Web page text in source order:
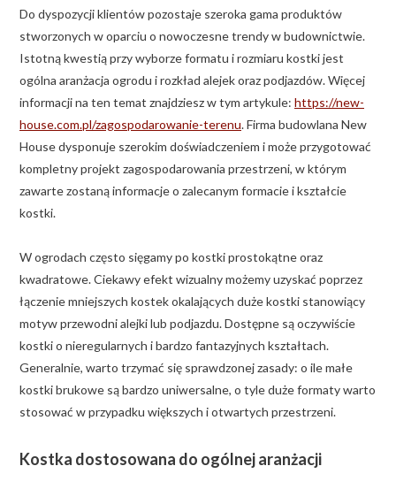
Do dyspozycji klientów pozostaje szeroka gama produktów
stworzonych w oparciu o nowoczesne trendy w budownictwie.
Istotną kwestią przy wyborze formatu i rozmiaru kostki jest
ogólna aranżacja ogrodu i rozkład alejek oraz podjazdów. Więcej
informacji na ten temat znajdziesz w tym artykule: https://new-
house.com.pl/zagospodarowanie-terenu. Firma budowlana New
House dysponuje szerokim doświadczeniem i może przygotować
kompletny projekt zagospodarowania przestrzeni, w którym
zawarte zostaną informacje o zalecanym formacie i kształcie
kostki.
W ogrodach często sięgamy po kostki prostokątne oraz
kwadratowe. Ciekawy efekt wizualny możemy uzyskać poprzez
łączenie mniejszych kostek okalających duże kostki stanowiący
motyw przewodni alejki lub podjazdu. Dostępne są oczywiście
kostki o nieregularnych i bardzo fantazyjnych kształtach.
Generalnie, warto trzymać się sprawdzonej zasady: o ile małe
kostki brukowe są bardzo uniwersalne, o tyle duże formaty warto
stosować w przypadku większych i otwartych przestrzeni.
Kostka dostosowana do ogólnej aranżacji